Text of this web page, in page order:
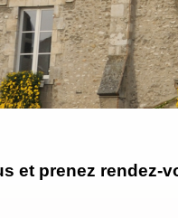
et prenez rendez-